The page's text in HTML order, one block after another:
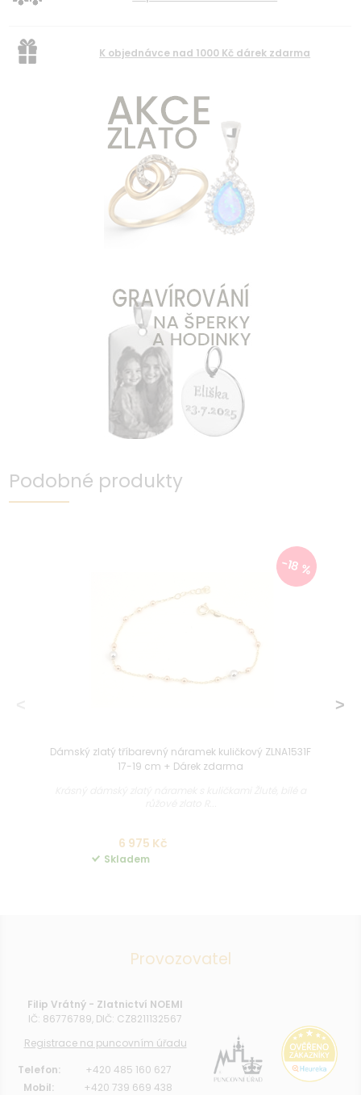
K objednávce nad 1000 Kč dárek zdarma
Podobné produkty
-18 %
Dámský zlatý tříbarevný náramek kuličkový ZLNA1531F
17-19 cm + Dárek zdarma
6 975 Kč
Skladem
Provozovatel
Filip Vrátný - Zlatnictví NOEMI
IČ: 86776789, DIČ: CZ8211132567
Registrace na puncovním úřadu
Telefon:
+420 485 160 627
Mobil:
+420 739 669 438